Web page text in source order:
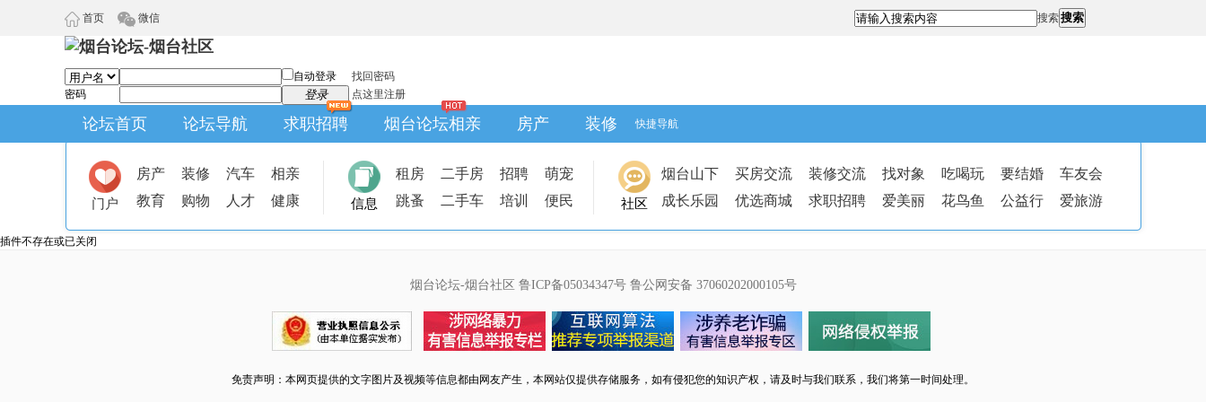
首页 微信 搜索搜索
自动登录
找回密码
密码
登录 点这里注册
论坛首页 论坛导航 求职招聘 烟台论坛相亲 房产 装修 快捷导航
门户
房产 装修 汽车
相亲
教育
购物 人才 健康 信息
租房 二手房 招聘
萌宠
跳蚤
二手车 培训 便民 社区
烟台山下 买房交流 装修交流 找对象 吃喝玩 要结婚
车友会
成长乐园
优选商城 求职招聘 爱美丽 花鸟鱼 公益行 爱旅游
插件不存在或已关闭
烟台论坛-烟台社区 鲁ICP备05034347号 鲁公网安备 37060202000105号
免责声明：本网页提供的文字图片及视频等信息都由网友产生，本网站仅提供存储服务，如有侵犯您的知识产权，请及时与我们联系，我们将第一时间处理。